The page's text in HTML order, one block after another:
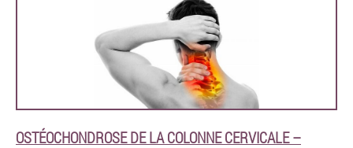
OSTÉOCHONDROSE DE LA COLONNE CERVICALE –